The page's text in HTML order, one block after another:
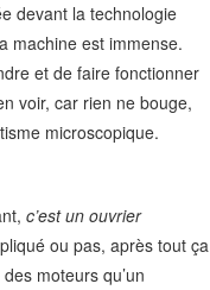
devant la technologie
machine est immense.
et de faire fonctionner
voir, car rien ne bouge,
microscopique.
c’est un ouvrier
ou pas, après tout ça
moteurs qu’un